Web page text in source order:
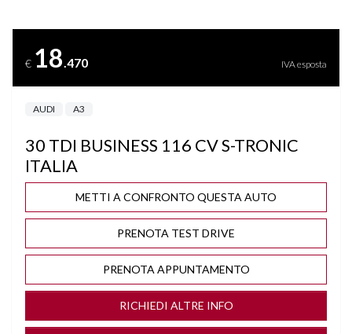
BRACCIOLO
CAMBIO AUTOMATICO/SEQUENZIALE
CLIMA AUTOMATICO BIZONA
COMPUTER DI BORDO
CONTROLLO TRAZIONE
CRUISE CONTROL ADATTIVO
DISATTIVAZIONE AIRBAG LATO PASSEGGERO
€ 18.470 IVA esposta
AUDI A3
30 TDI BUSINESS 116 CV S-TRONIC
ITALIA
METTI A CONFRONTO QUESTA AUTO
PRENOTA TEST DRIVE
PRENOTA APPUNTAMENTO
RICHIEDI ALTRE INFO